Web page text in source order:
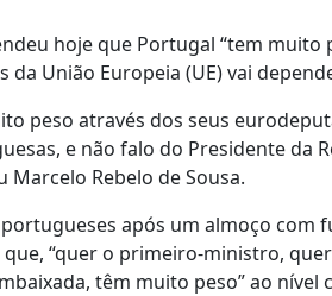
hoje que Portugal “tem
da União Europeia (UE) vai
peso através dos seus
e não falo do Presidente da
Rebelo de Sousa.
após um almoço
“quer o primeiro-ministro,
têm muito peso” ao nível